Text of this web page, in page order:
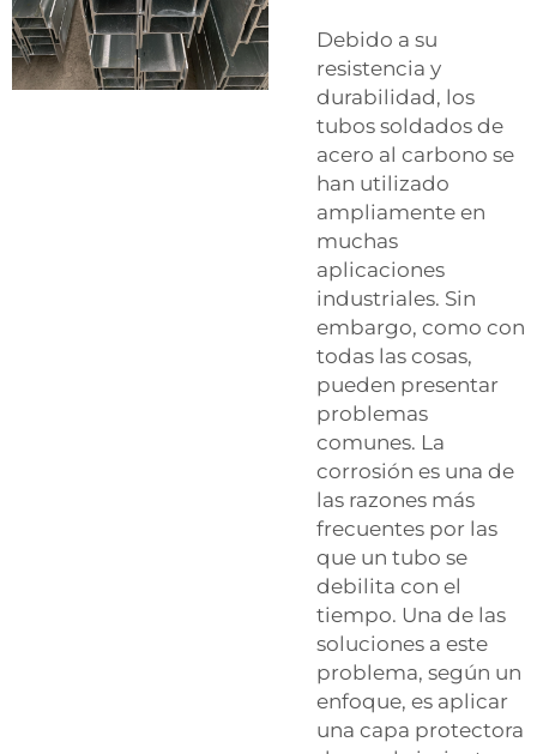
Debido a su
resistencia y
durabilidad, los
tubos soldados de
acero al carbono se
han utilizado
ampliamente en
muchas
aplicaciones
industriales. Sin
embargo, como con
todas las cosas,
pueden presentar
problemas
comunes. La
corrosión es una de
las razones más
frecuentes por las
que un tubo se
debilita con el
tiempo. Una de las
soluciones a este
problema, según un
enfoque, es aplicar
una capa protectora